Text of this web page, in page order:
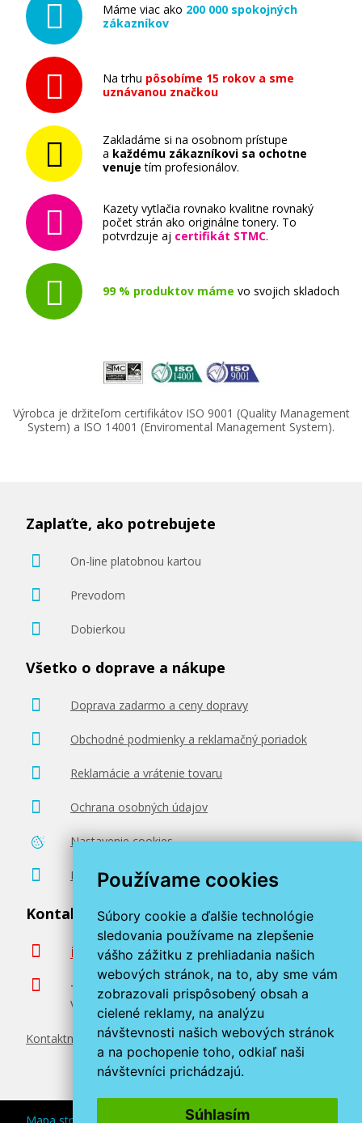
Používame cookies
Súbory cookie a ďalšie technológie
sledovania používame na zlepšenie
vášho zážitku z prehliadania našich
webových stránok, na to, aby sme vám
zobrazovali prispôsobený obsah a
cielené reklamy, na analýzu
návštevnosti našich webových stránok
a na pochopenie toho, odkiaľ naši
návštevníci prichádzajú.
Súhlasím
Ricoh 841425 (Žltý)
105,90 €
Pridať do košíka
Máme viac ako 200 000 spokojných
zákazníkov
Na trhu pôsobíme 15 rokov a sme
uznávanou značkou
Zakladáme si na osobnom prístupe
a každému zákazníkovi sa ochotne
venuje tím profesionálov.
Kazety vytlačia rovnako kvalitne rovnaký
počet strán ako originálne tonery. To
potvrdzuje aj certifikát STMC.
99 % produktov máme vo svojich skladoch
Výrobca je držiteľom certifikátov ISO 9001 (Quality Management
System) a ISO 14001 (Enviromental Management System).
Zaplaťte, ako potrebujete
On-line platobnou kartou
Prevodom
Dobierkou
Všetko o doprave a nákupe
Doprava zadarmo a ceny dopravy
Obchodné podmienky a reklamačný poriadok
Reklamácie a vrátenie tovaru
Ochrana osobných údajov
Nastavenie cookies
Poradenstvo zadarmo
Kontaktujte nás
info@miroluk.sk
+420 377 222 313
Volajte v pracovné dni od 8. do 17. hod.
Kontaktné údaje